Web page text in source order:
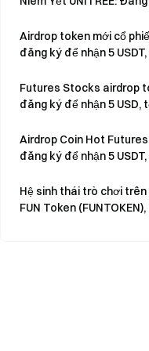
Airdrop token mới cổ
đăng ký để nhận 5
Futures Stocks airdrop
đăng ký để nhận 5 USD,
Airdrop Coin Hot Futures
đăng ký để nhận 5
Hệ sinh thái trò chơi
FUN Token